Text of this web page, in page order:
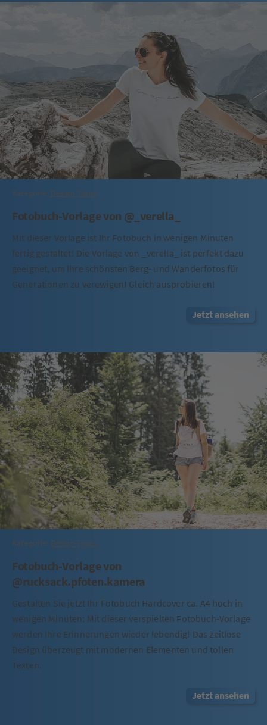
Kategorie: Design-Tipps
Fotobuch-Vorlage von @_verella_
Mit dieser Vorlage ist Ihr Fotobuch in wenigen Minuten
fertig gestaltet! Die Vorlage von _verella_ ist perfekt dazu
geeignet, um Ihre schönsten Berg- und Wanderfotos für
Generationen zu verewigen! Gleich ausprobieren!
Jetzt ansehen
Kategorie: Design-Tipps
Fotobuch-Vorlage von
@rucksack.pfoten.kamera
Gestalten Sie jetzt Ihr Fotobuch Hardcover ca. A4 hoch in
wenigen Minuten: Mit dieser verspielten Fotobuch-Vorlage
werden Ihre Erinnerungen wieder lebendig! Das zeitlose
Design überzeugt mit modernen Elementen und tollen
Texten.
Jetzt ansehen